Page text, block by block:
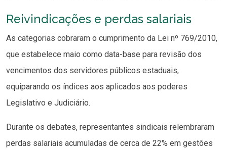
Reivindicações e perdas salariais
As categorias cobraram o cumprimento da Lei nº 769/2010,
que estabelece maio como data-base para revisão dos
vencimentos dos servidores públicos estaduais,
equiparando os índices aos aplicados aos poderes
Legislativo e Judiciário.
Durante os debates, representantes sindicais relembraram
perdas salariais acumuladas de cerca de 22% em gestões